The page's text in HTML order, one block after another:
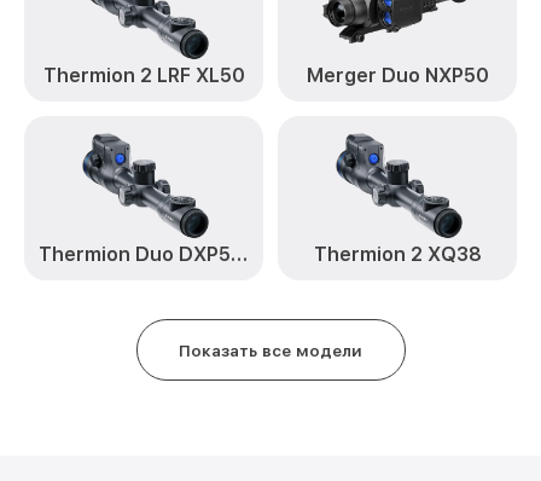
Thermion 2 LRF XL50 Merger Duo NXP50
Thermion Duo DXP50, DXP55 Thermion 2 XQ38
Показать все модели